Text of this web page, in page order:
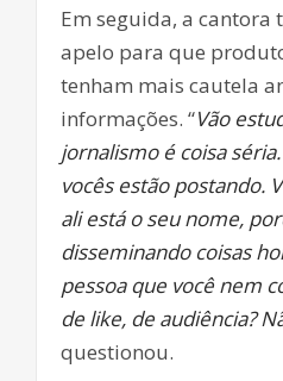
Em seguida, a cantora
apelo para que
tenham mais cautela
informações. “Vão
jornalismo é coisa
vocês estão postando.
ali está o seu nome,
disseminando coisas
pessoa que você nem
de like, de audiência?
questionou.